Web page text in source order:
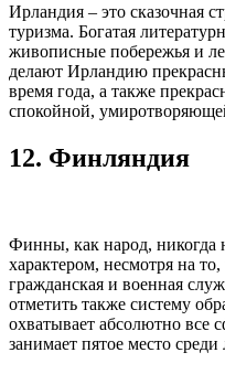
Ирландия – это сказочная
туризма. Богатая
живописные побережья и
делают Ирландию
время года, а также
спокойной,
12. Финляндия
Финны, как народ, никогда
характером, несмотря на то,
гражданская и военная
отметить также систему
охватывает абсолютно все
занимает пятое место